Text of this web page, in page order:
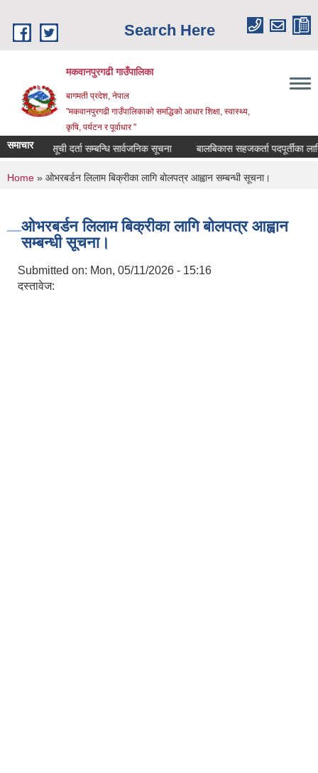
Search Here
मकवानपुरगढी गाउँपालिका
बागमती प्रदेश, नेपाल
"मकवानपुरगढी गाउँपालिकाको समद्धिको आधार शिक्षा, स्‍वास्‍थ्‍य,
कृषि, पर्यटन र पूर्वाधार "
समाचारसूची दर्ता सम्बन्धि सार्वजनिक सूचना बालबिकास सहजकर्ता पदपूर्तीका लागि
You are here
Home » ओभरबर्डन लिलाम बिक्रीका लागि बोलपत्र आह्वान सम्बन्धी सूचना।
ओभरबर्डन लिलाम बिक्रीका लागि बोलपत्र आह्वान
सम्बन्धी सूचना।
Submitted on: Mon, 05/11/2026 - 15:16
दस्तावेज: